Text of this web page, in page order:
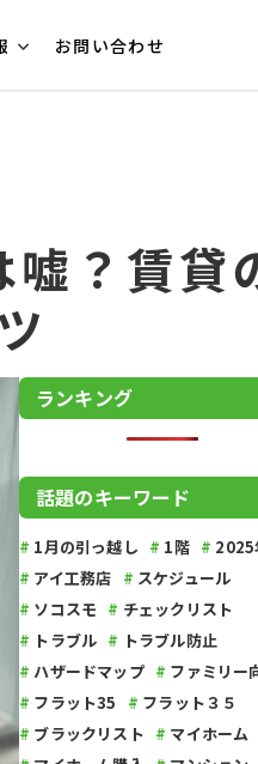
お問い合わせ
嘘？賃貸
ランキング
話題のキーワード
1月の引っ越し 1階
2025
アイ工務店
スケジュール
ソコスモ
チェックリスト
トラブル
トラブル防止
ハザードマップ
ファミリー
フラット35
フラット３５
ブラックリスト
マイホーム